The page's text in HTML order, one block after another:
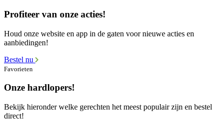
Profiteer van onze acties!
Houd onze website en app in de gaten voor nieuwe acties en
aanbiedingen!
Bestel nu
Favorieten
Onze hardlopers!
Bekijk hieronder welke gerechten het meest populair zijn en bestel
direct!